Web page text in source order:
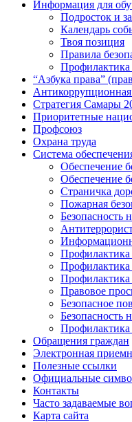
Информация для
Подросток и
Календарь
Твоя позиция
Правила
“Азбука права”
Стратегия Самары
Приоритетные
Профсоюз
Охрана труда
Система
Обеспечение
Обеспечение
Страничка
Пожарная
Безопасность
Профилактика
Профилактика
Правовое
Безопасное
Безопасность
Обращения граждан
Электронная
Полезные ссылки
Официальные
Контакты
Часто задаваемые
Карта сайта